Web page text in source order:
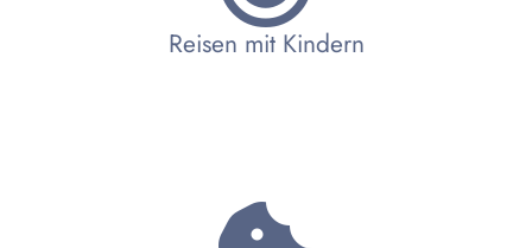
Reisen mit Kindern